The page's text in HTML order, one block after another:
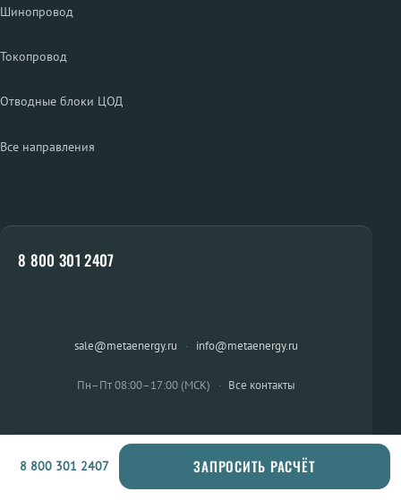
Шинопровод
Токопровод
Отводные блоки ЦОД
Все направления
8 800 301 2407
sale@metaenergy.ru · info@metaenergy.ru
Пн–Пт 08:00–17:00 (МСК) · Все контакты
ОСТАЛИСЬ ВОПРОСЫ?
8 800 301 2407 ЗАПРОСИТЬ РАСЧЁТ